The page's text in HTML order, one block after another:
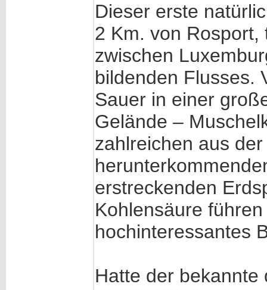
Dieser erste
2 Km. von
zwischen
bildenden Flusses.
Sauer in einer
Gelände –
zahlreichen aus
erstreckenden
Kohlensäure
hochinteressantes
Hatte der